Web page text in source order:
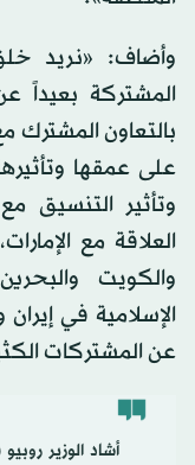
وأضاف: «نريد
المشتركة بعيداً
بالتعاون المشترك
على عمقها
وتأثير التنسيق
العلاقة مع
والكويت
الإسلامية في
عن المشتركات
أشاد الوزير